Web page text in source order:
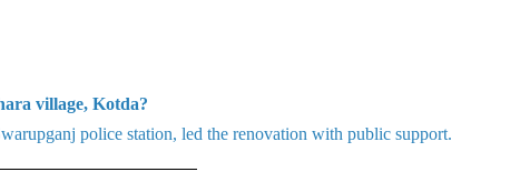
village, Kotda?
police station, led the renovation with public support.